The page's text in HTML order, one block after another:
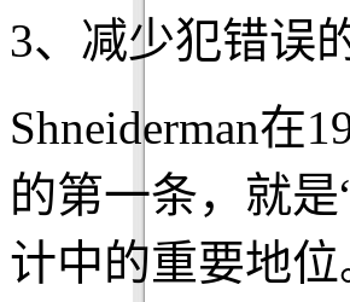
3、减少犯错误
Shneiderman在
的第一条，就
计中的重要地